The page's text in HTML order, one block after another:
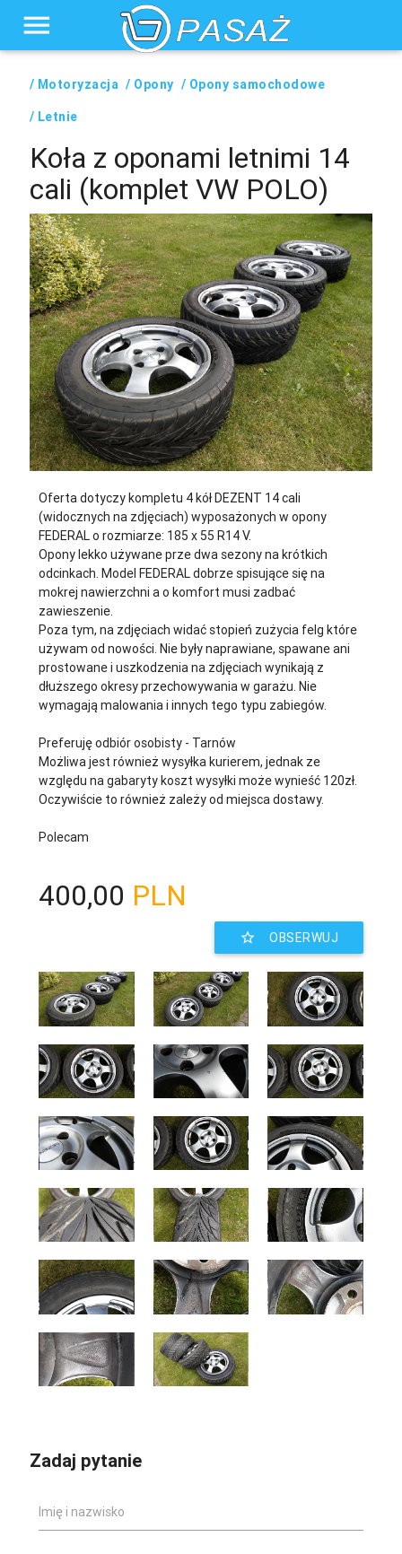
menu
/ Motoryzacja / Opony / Opony samochodowe
/ Letnie
Koła z oponami letnimi 14
cali (komplet VW POLO)
Oferta dotyczy kompletu 4 kół DEZENT 14 cali
(widocznych na zdjęciach) wyposażonych w opony
FEDERAL o rozmiarze: 185 x 55 R14 V.
Opony lekko używane prze dwa sezony na krótkich
odcinkach. Model FEDERAL dobrze spisujące się na
mokrej nawierzchni a o komfort musi zadbać
zawieszenie.
Poza tym, na zdjęciach widać stopień zużycia felg które
używam od nowości. Nie były naprawiane, spawane ani
prostowane i uszkodzenia na zdjęciach wynikają z
dłuższego okresy przechowywania w garażu. Nie
wymagają malowania i innych tego typu zabiegów.
Preferuję odbiór osobisty - Tarnów
Możliwa jest również wysyłka kurierem, jednak ze
względu na gabaryty koszt wysyłki może wynieść 120zł.
Oczywiście to również zależy od miejsca dostawy.
Polecam
400,00 PLN
OBSERWUJ
star_border
Zadaj pytanie
Imię i nazwisko